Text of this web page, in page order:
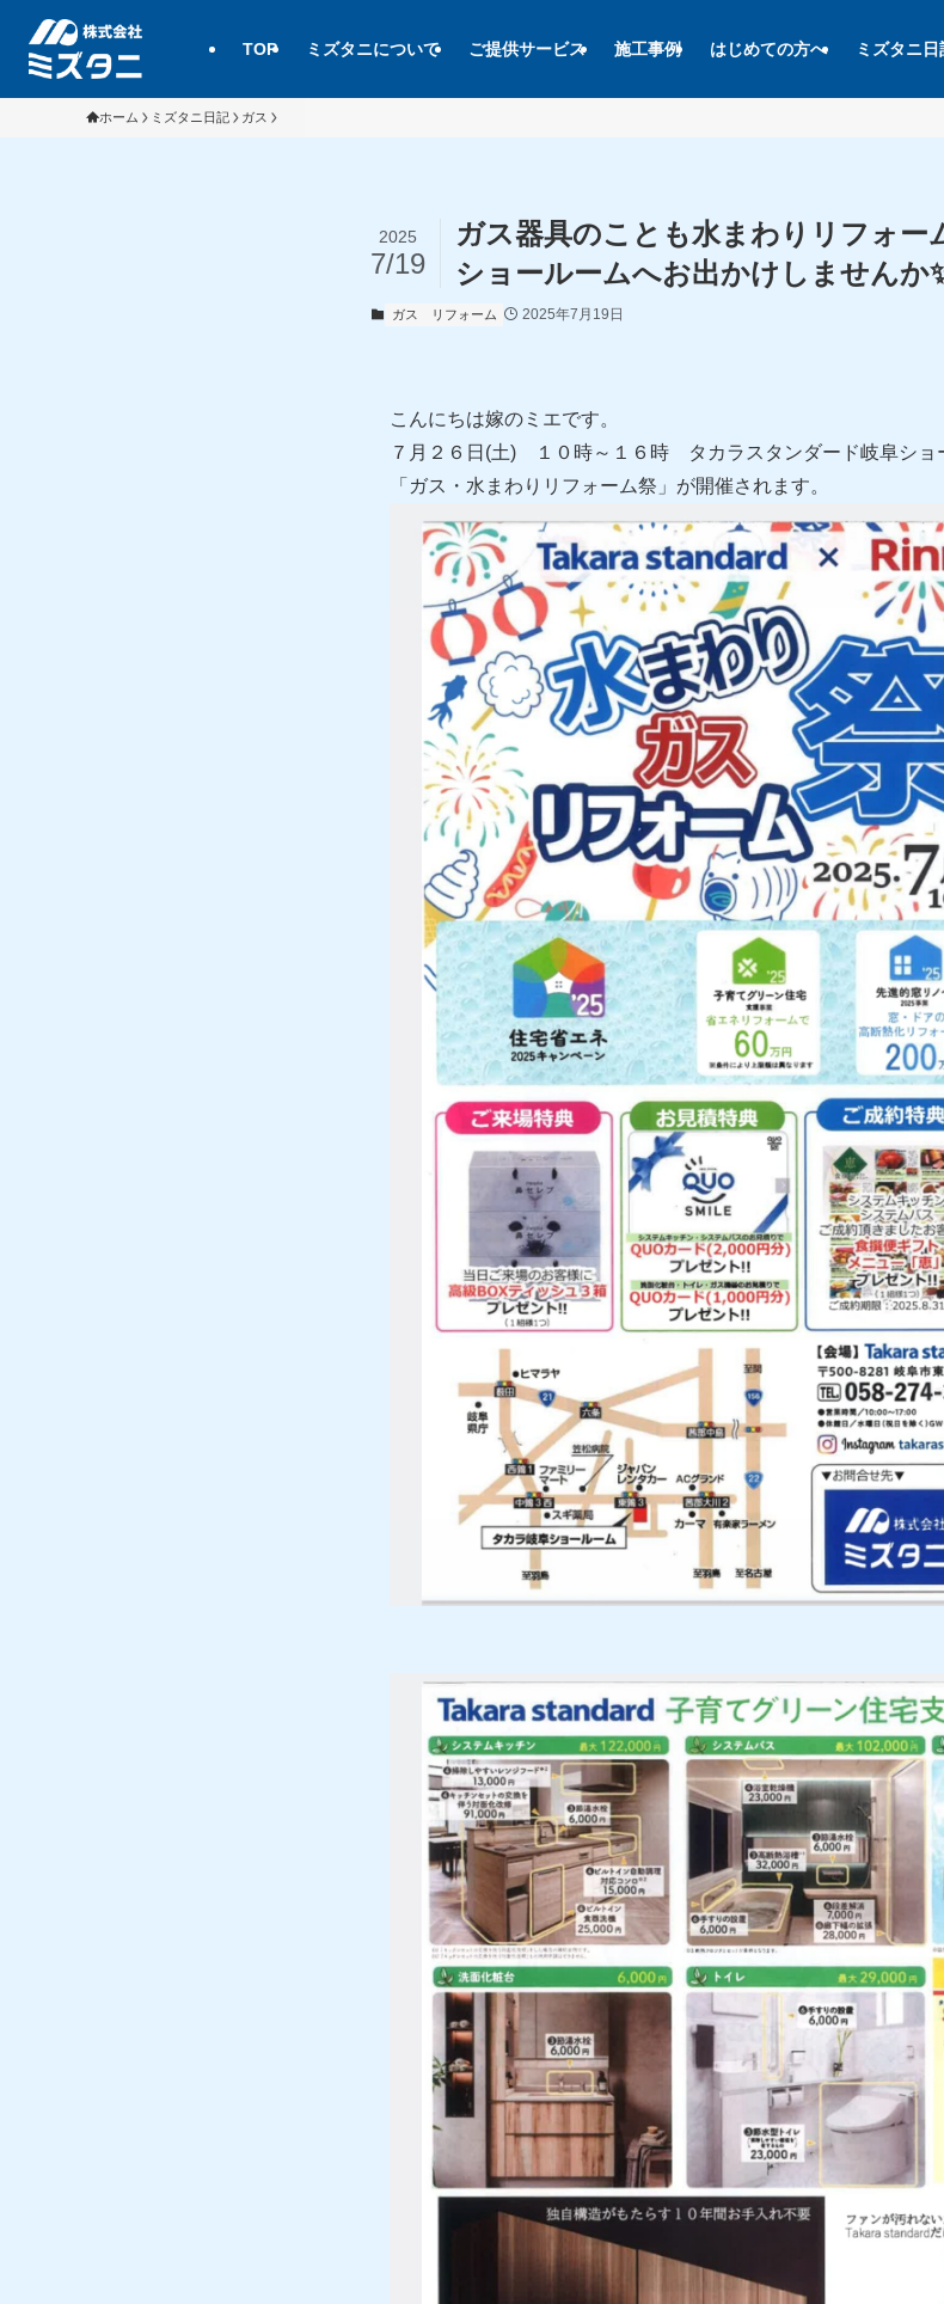
TOP ミズタニについて ご提供サービス 施工事例 はじめての方へ ミズタニ日
ホーム ミズタニ日記 ガス
ガス器具のことも水まわりリフォー
ショールームへお出かけしませんか
2025
7/19
ガス リフォーム 2025年7月19日
こんにちは嫁のミエです。
７月２６日(土) １０時～１６時 タカラスタンダード岐阜ショ
「ガス・水まわりリフォーム祭」が開催されます。